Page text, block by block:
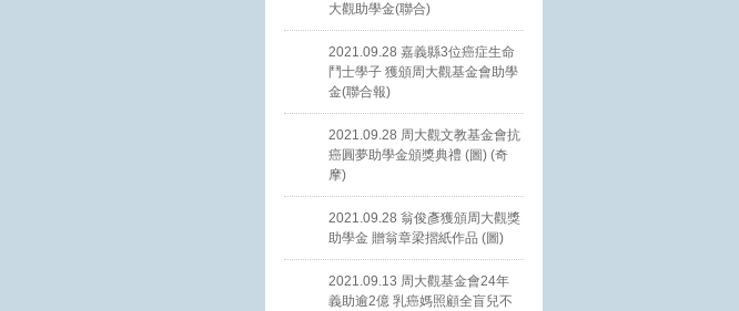
大觀助學金(聯合)
2021.09.28 嘉義縣3位癌症生命
鬥士學子 獲頒周大觀基金會助學
金(聯合報)
2021.09.28 周大觀文教基金會抗
癌圓夢助學金頒獎典禮 (圖) (奇
摩)
2021.09.28 翁俊彥獲頒周大觀獎
助學金 贈翁章梁摺紙作品 (圖)
2021.09.13 周大觀基金會24年
義助逾2億 乳癌媽照顧全盲兒不